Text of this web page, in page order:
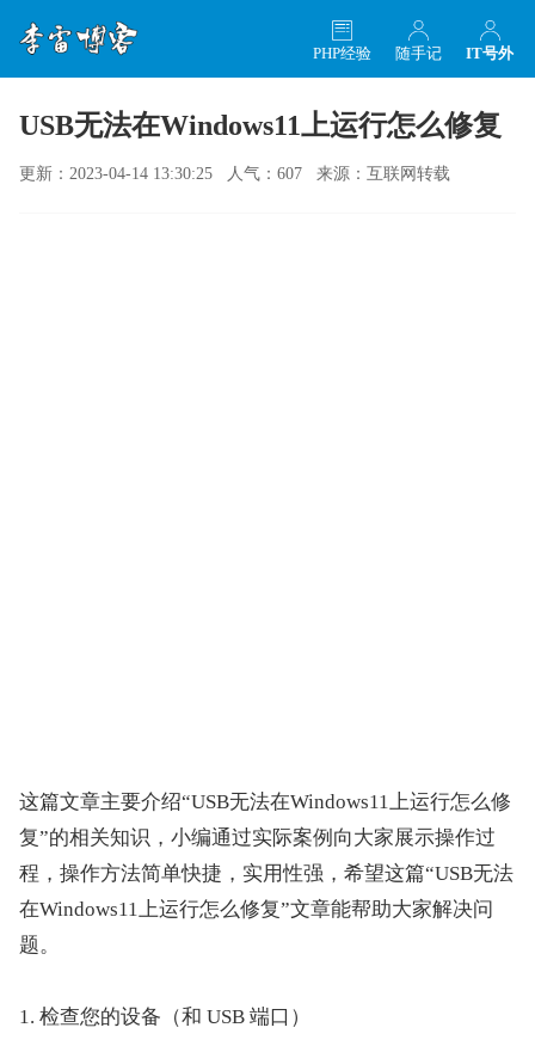
IT号外
随手记
PHP经验
USB无法在Windows11上运行怎么修复
更新：2023-04-14 13:30:25 人气：607 来源：互联网转载
这篇文章主要介绍“USB无法在Windows11上运行怎么修
复”的相关知识，小编通过实际案例向大家展示操作过
程，操作方法简单快捷，实用性强，希望这篇“USB无法
在Windows11上运行怎么修复”文章能帮助大家解决问
题。
1. 检查您的设备（和 USB 端口）